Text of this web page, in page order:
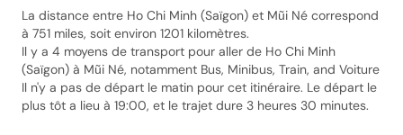
La distance entre Ho Chi Minh (Saïgon) et Mũi Né correspond
à 751 miles, soit environ 1201 kilomètres.
Il y a 4 moyens de transport pour aller de Ho Chi Minh
(Saïgon) à Mũi Né, notamment Bus, Minibus, Train, and Voiture
Il n'y a pas de départ le matin pour cet itinéraire. Le départ le
plus tôt a lieu à 19:00, et le trajet dure 3 heures 30 minutes.